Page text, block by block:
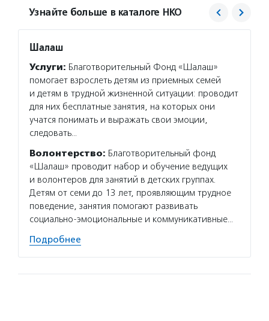
Узнайте больше в каталоге НКО
Шалаш
Услуги: Благотворительный Фонд «Шалаш»
помогает взрослеть детям из приемных семей
и детям в трудной жизненной ситуации: проводит
для них бесплатные занятия, на которых они
учатся понимать и выражать свои эмоции,
следовать…
Волонтерство: Благотворительный фонд
«Шалаш» проводит набор и обучение ведущих
и волонтеров для занятий в детских группах.
Детям от семи до 13 лет, проявляющим трудное
поведение, занятия помогают развивать
социально-эмоциональные и коммуникативные…
Подробнее